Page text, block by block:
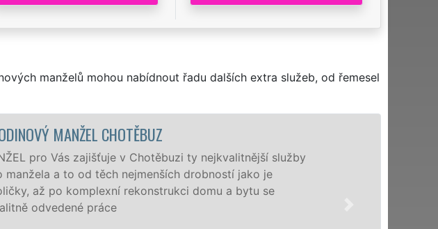
manželů mohou nabídnout řadu dalších extra služeb, od řemesel
MANŽEL CHOTĚBUZ
pro Vás zajišťuje v Chotěbuzi ty nejkvalitnější služby
manžela a to od těch nejmenších drobností jako je
až po komplexní rekonstrukci domu a bytu se
odvedené práce